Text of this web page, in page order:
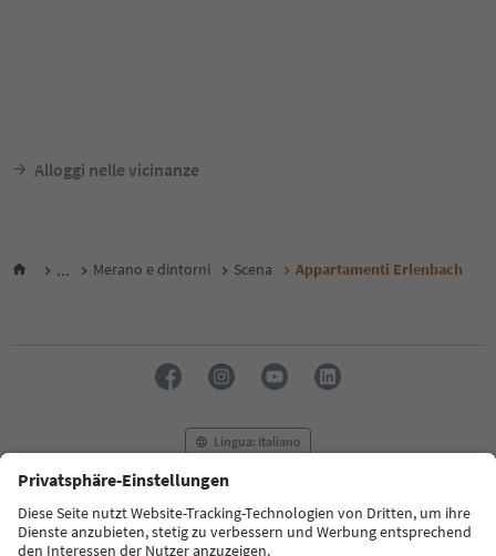
Alloggi nelle vicinanze
... Merano e dintorni Scena Appartamenti Erlenbach
Lingua: Italiano
FAQ Contatti Press MICE
Privacy Policy
Termini e condizioni
Crediti Cookie Policy